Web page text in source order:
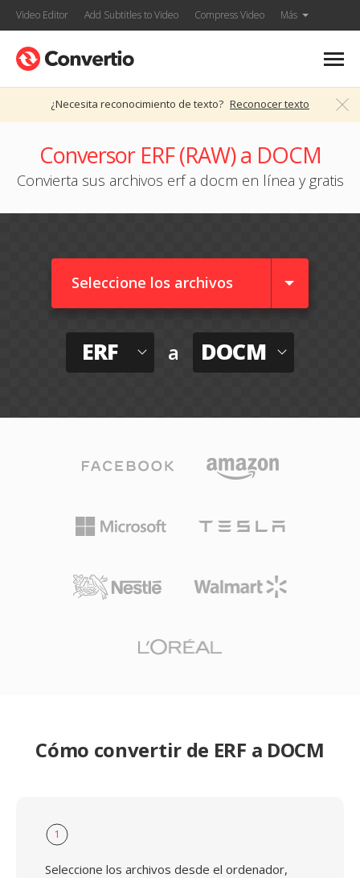
Video Editor Add Subtitles to Video Compress Video Más
¿Necesita reconocimiento de texto? Reconocer texto
Conversor ERF (RAW) a DOCM
Convierta sus archivos erf a docm en línea y gratis
Seleccione los archivos
ERF a DOCM
Cómo convertir de ERF a DOCM
1
Seleccione los archivos desde el ordenador,